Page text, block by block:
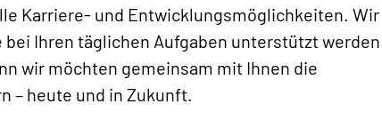
Karriere- und Entwicklungsmöglichkeiten. Wir
Ihren täglichen Aufgaben unterstützt werden
wir möchten gemeinsam mit Ihnen die
– heute und in Zukunft.